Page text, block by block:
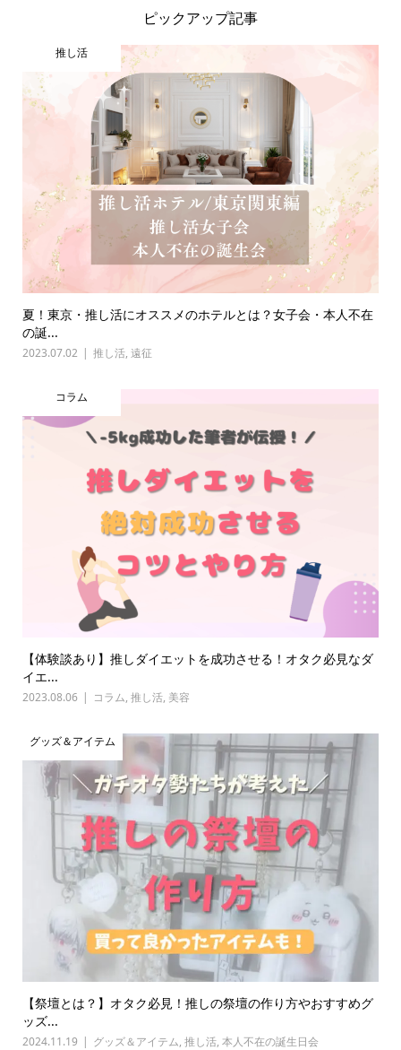
ピックアップ記事
推し活
夏！東京・推し活にオススメのホテルとは？女子会・本人不在
の誕...
2023.07.02 推し活, 遠征
コラム
【体験談あり】推しダイエットを成功させる！オタク必見なダ
イエ...
2023.08.06 コラム, 推し活, 美容
グッズ＆アイテム
【祭壇とは？】オタク必見！推しの祭壇の作り方やおすすめグ
ッズ...
2024.11.19 グッズ＆アイテム, 推し活, 本人不在の誕生日会